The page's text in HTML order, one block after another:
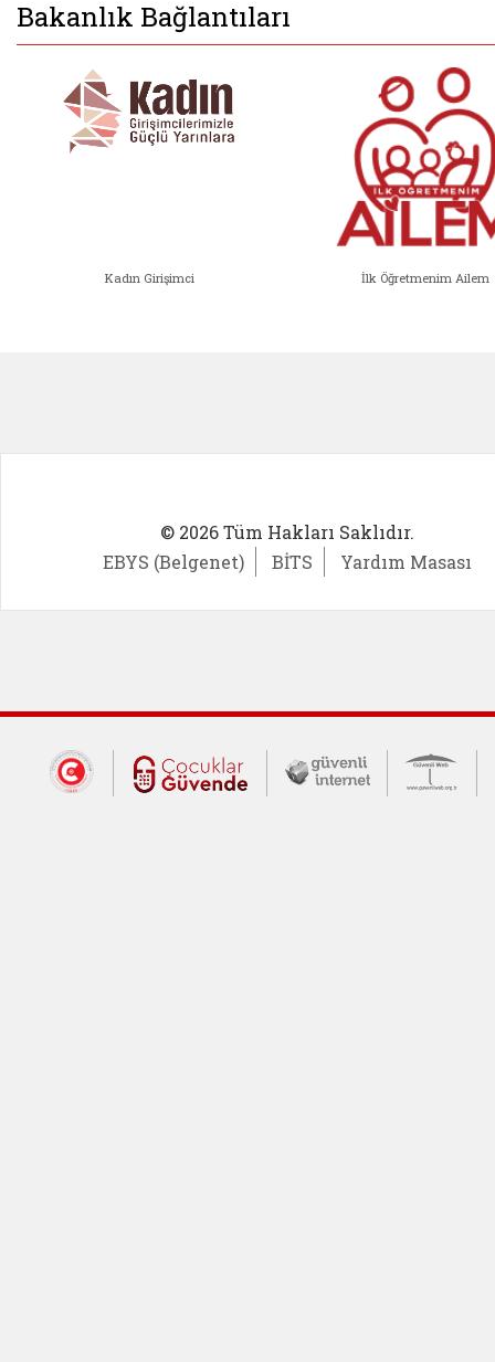
Bakanlık Bağlantıları
Kadın Girişimci İlk Öğretmenim Ailem
© 2026 Tüm Hakları Saklıdır.
EBYS (Belgenet)
BİTS Yardım Masası
Dış Bağlantılar
Cumhurbaşkanlığı İletişim Merkezi
Çocuklar Güvende (yeni
Güvenli